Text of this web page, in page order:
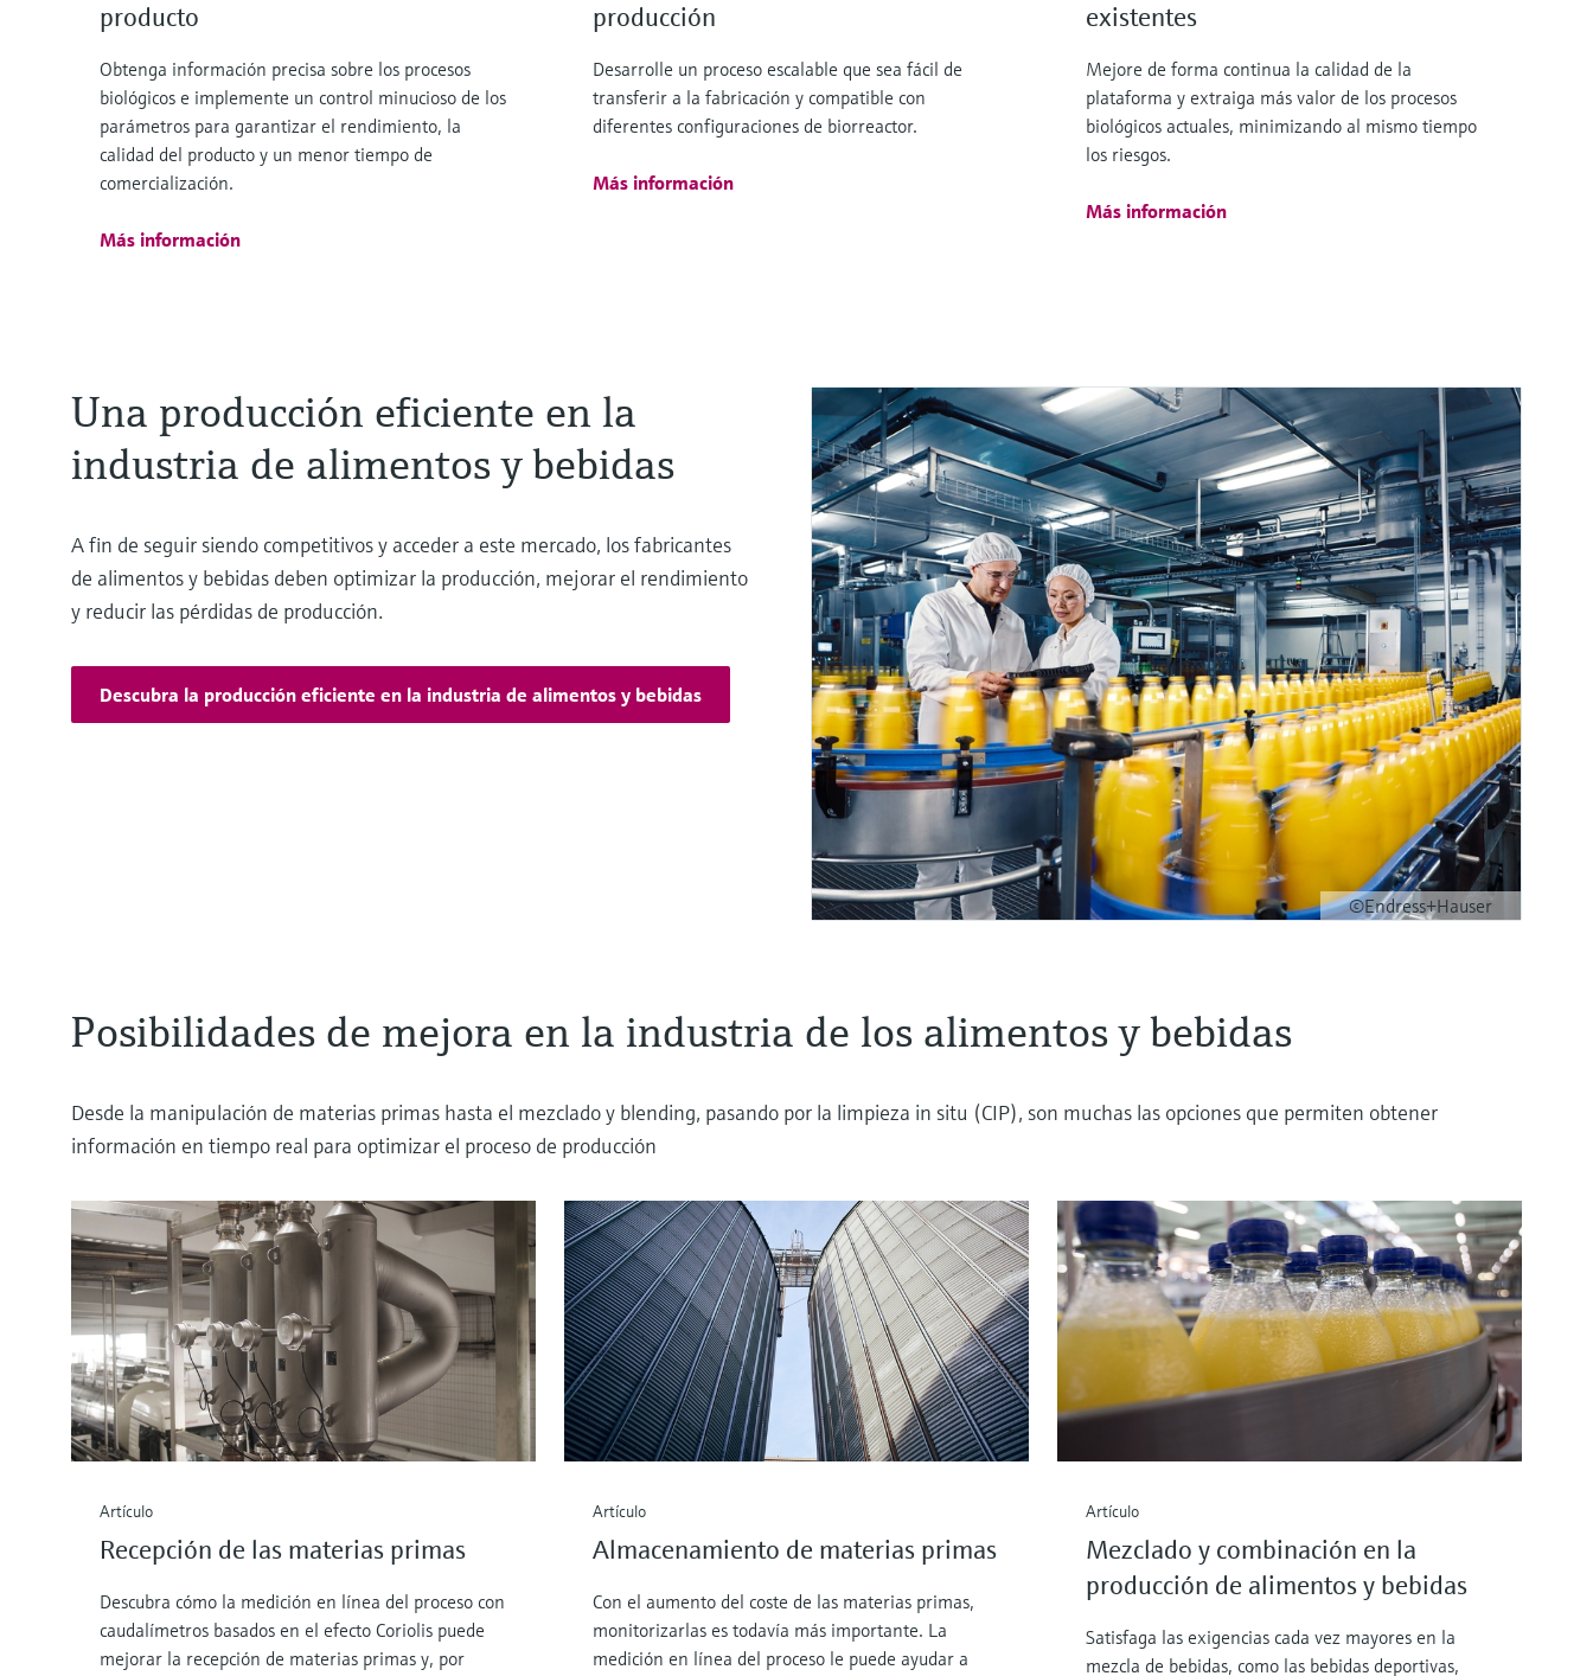
producto
Obtenga información precisa sobre los procesos
biológicos e implemente un control minucioso de los
parámetros para garantizar el rendimiento, la
calidad del producto y un menor tiempo de
comercialización.
Más información
producción
Desarrolle un proceso escalable que sea fácil de
transferir a la fabricación y compatible con
diferentes configuraciones de biorreactor.
Más información
existentes
Mejore de forma continua la calidad de la
plataforma y extraiga más valor de los procesos
biológicos actuales, minimizando al mismo tiempo
los riesgos.
Más información
©Endress+Hauser
Una producción eficiente en la
industria de alimentos y bebidas
A fin de seguir siendo competitivos y acceder a este mercado, los fabricantes
de alimentos y bebidas deben optimizar la producción, mejorar el rendimiento
y reducir las pérdidas de producción.
Descubra la producción eficiente en la industria de alimentos y bebidas
Posibilidades de mejora en la industria de los alimentos y bebidas
Desde la manipulación de materias primas hasta el mezclado y blending, pasando por la limpieza in situ (CIP), son muchas las opciones que permiten obtener
información en tiempo real para optimizar el proceso de producción
Artículo
Recepción de las materias primas
Descubra cómo la medición en línea del proceso con
caudalímetros basados en el efecto Coriolis puede
mejorar la recepción de materias primas y, por
Artículo
Almacenamiento de materias primas
Con el aumento del coste de las materias primas,
monitorizarlas es todavía más importante. La
medición en línea del proceso le puede ayudar a
Artículo
Mezclado y combinación en la
producción de alimentos y bebidas
Satisfaga las exigencias cada vez mayores en la
mezcla de bebidas, como las bebidas deportivas,